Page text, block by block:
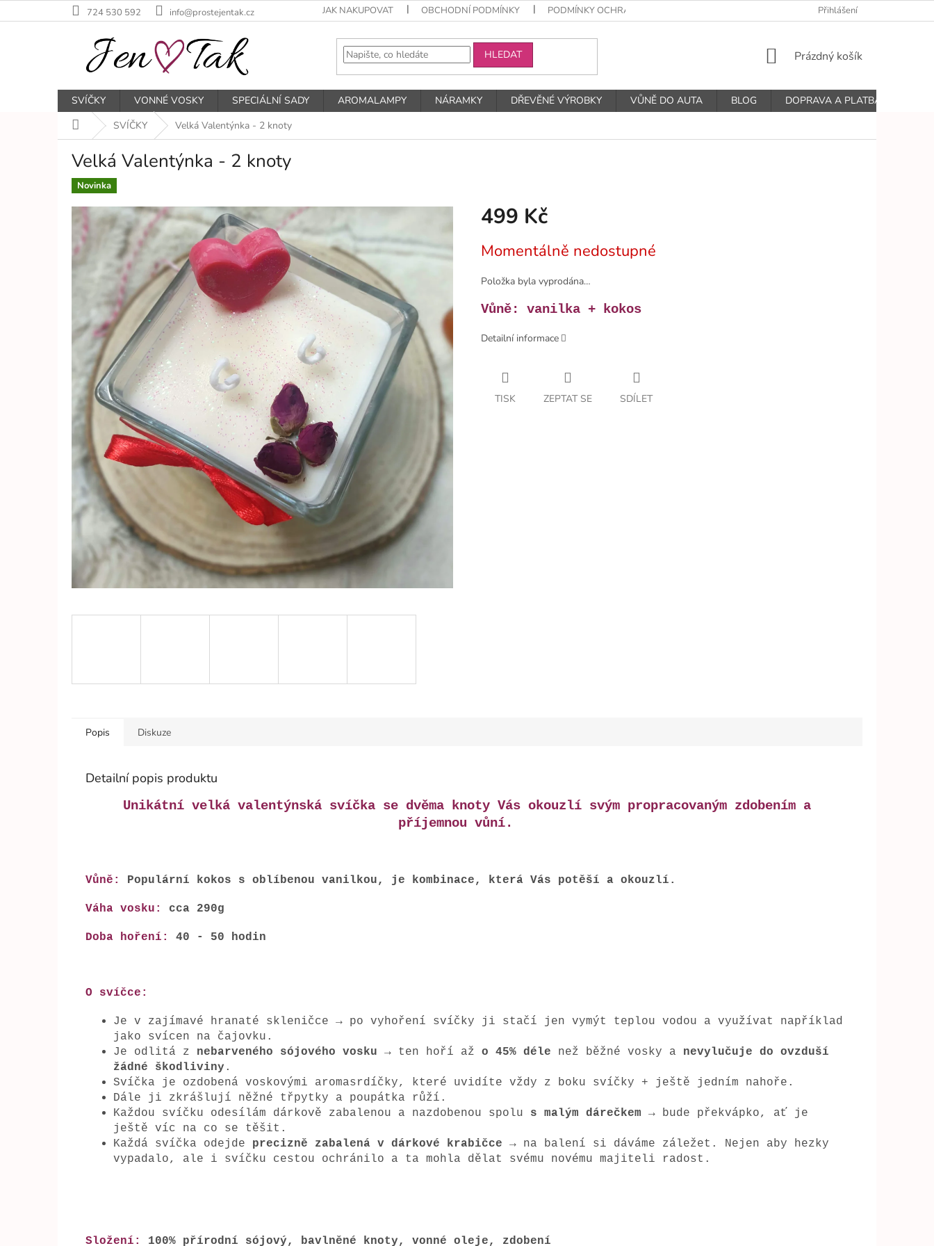
na
724 530 592 info@prostejentak.cz JAK NAKUPOVAT OBCHODNÍ PODMÍNKY PODMÍNKY OCHRANY OSOBNÍCH ÚDAJŮ Přihlášení
HLEDAT
NÁKUPNÍ
Prázdný košík
SVÍČKY VONNÉ VOSKY SPECIÁLNÍ SADY AROMALAMPY NÁRAMKY DŘEVĚNÉ VÝROBKY VŮNĚ DO AUTA BLOG DOPRAVA A PLATBA
Domů SVÍČKY Velká Valentýnka - 2 knoty
Velká Valentýnka - 2 knoty
Novinka
499 Kč
cena:
Momentálně nedostupné
Položka byla vyprodána…
Vůně: vanilka + kokos
Detailní informace
TISK ZEPTAT SE SDÍLET
Popis Diskuze
Detailní popis produktu
Unikátní velká valentýnská svíčka se dvěma knoty Vás okouzlí svým propracovaným zdobením a
příjemnou vůní.
Vůně: Populární kokos s oblíbenou vanilkou, je kombinace, která Vás potěší a okouzlí.
Váha vosku: cca 290g
Doba hoření: 40 - 50 hodin
O svíčce:
Je v zajímavé hranaté skleničce → po vyhoření svíčky ji stačí jen vymýt teplou vodou a využívat například
jako svícen na čajovku.
Je odlitá z nebarveného sójového vosku → ten hoří až o 45% déle než běžné vosky a nevylučuje do ovzduší
žádné škodliviny .
Svíčka je ozdobená voskovými aromasrdíčky, které uvidíte vždy z boku svíčky + ještě jedním nahoře.
Dále ji zkrášlují něžné třpytky a poupátka růží.
Každou svíčku odesílám dárkově zabalenou a nazdobenou spolu s malým dárečkem → bude překvápko, ať je
ještě víc na co se těšit.
Každá svíčka odejde precizně zabalená v dárkové krabičce → na balení si dáváme záležet. Nejen aby hezky
vypadalo, ale i svíčku cestou ochránilo a ta mohla dělat svému novému majiteli radost.
Složení: 100% přírodní sójový, bavlněné knoty, vonné oleje, zdobení